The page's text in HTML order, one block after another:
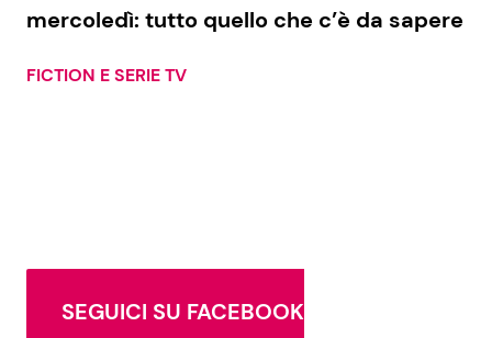
Festività Ricette per Bambini
mercoledì: tutto quello che c’è da sapere
FICTION E SERIE TV
SEGUICI SU FACEBOOK